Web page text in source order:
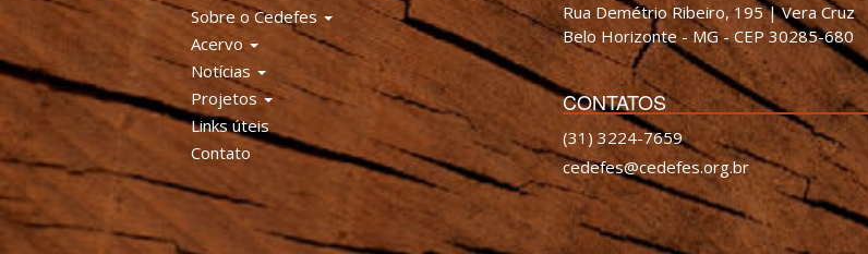
Sobre o Cedefes
Acervo
Notícias
Projetos
Links úteis
Contato
Rua Demétrio Ribeiro, 195 | Vera Cruz
Belo Horizonte - MG - CEP 30285-680
CONTATOS
(31) 3224-7659
cedefes@cedefes.org.br